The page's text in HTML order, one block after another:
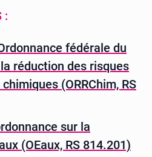
:
fédérale du
réduction des risques
(ORRChim, RS
sur la
(OEaux, RS 814.201)